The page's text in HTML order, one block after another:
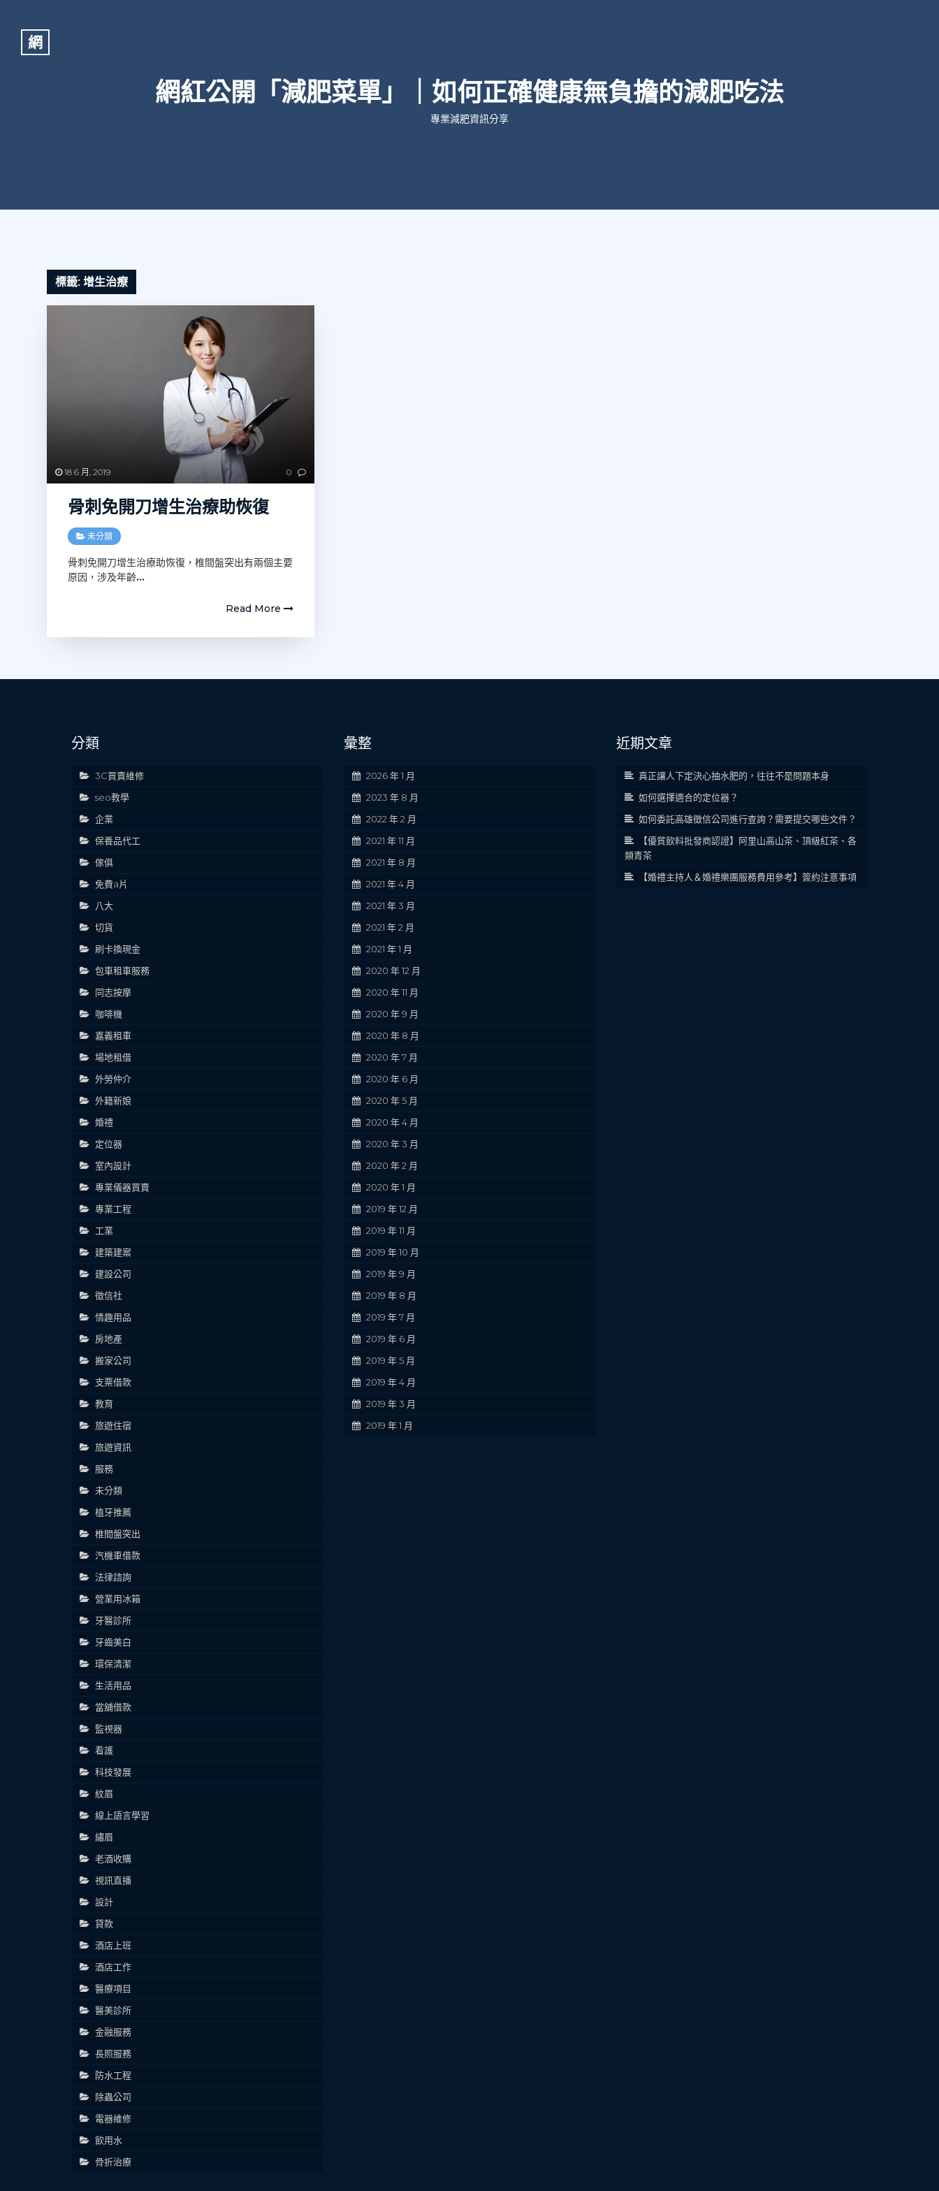
網
網紅公開「減肥菜單」｜如何正確健康無負擔的減肥吃法
專業減肥資訊分享
標籤:增生治療
18 6 月, 2019 0
骨刺免開刀增生治療助恢復
未分類
骨刺免開刀增生治療助恢復，椎間盤突出有兩個主要
原因，涉及年齡…
Read More
分類
3C買賣維修
seo教學
企業
保養品代工
傢俱
免費a片
八大
切貨
刷卡換現金
包車租車服務
同志按摩
咖啡機
嘉義租車
場地租借
外勞仲介
外籍新娘
婚禮
定位器
室內設計
專業儀器買賣
專業工程
工業
建築建案
建設公司
徵信社
情趣用品
房地產
搬家公司
支票借款
教育
旅遊住宿
旅遊資訊
服務
未分類
植牙推薦
椎間盤突出
汽機車借款
法律諮詢
營業用冰箱
牙醫診所
牙齒美白
環保清潔
生活用品
當舖借款
監視器
看護
科技發展
紋眉
線上語言學習
繡眉
老酒收購
視訊直播
設計
貸款
酒店上班
酒店工作
醫療項目
醫美診所
金融服務
長照服務
防水工程
除蟲公司
電器維修
飲用水
骨折治療
彙整
2026 年 1 月
2023 年 8 月
2022 年 2 月
2021 年 11 月
2021 年 8 月
2021 年 4 月
2021 年 3 月
2021 年 2 月
2021 年 1 月
2020 年 12 月
2020 年 11 月
2020 年 9 月
2020 年 8 月
2020 年 7 月
2020 年 6 月
2020 年 5 月
2020 年 4 月
2020 年 3 月
2020 年 2 月
2020 年 1 月
2019 年 12 月
2019 年 11 月
2019 年 10 月
2019 年 9 月
2019 年 8 月
2019 年 7 月
2019 年 6 月
2019 年 5 月
2019 年 4 月
2019 年 3 月
2019 年 1 月
近期文章
真正讓人下定決心抽水肥的，往往不是問題本身
如何選擇適合的定位器？
如何委託高雄徵信公司進行查詢？需要提交哪些文件？
【優質飲料批發商認證】阿里山高山茶、頂級紅茶、各
類青茶
【婚禮主持人＆婚禮樂團服務費用參考】簽約注意事項